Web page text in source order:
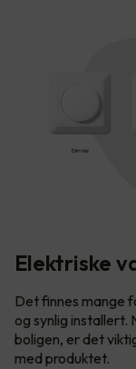
Elektriske
Det finnes mange
og synlig installert.
boligen, er det
med produktet.